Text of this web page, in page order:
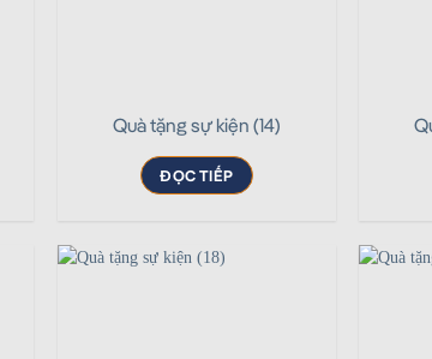
Quà tặng sự kiện (14)
ĐỌC TIẾP